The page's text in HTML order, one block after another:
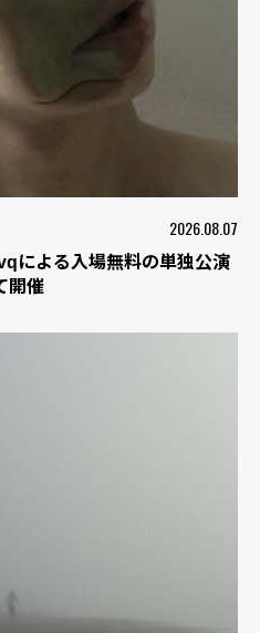
2026.08.07
による入場無料の単独公演
開催